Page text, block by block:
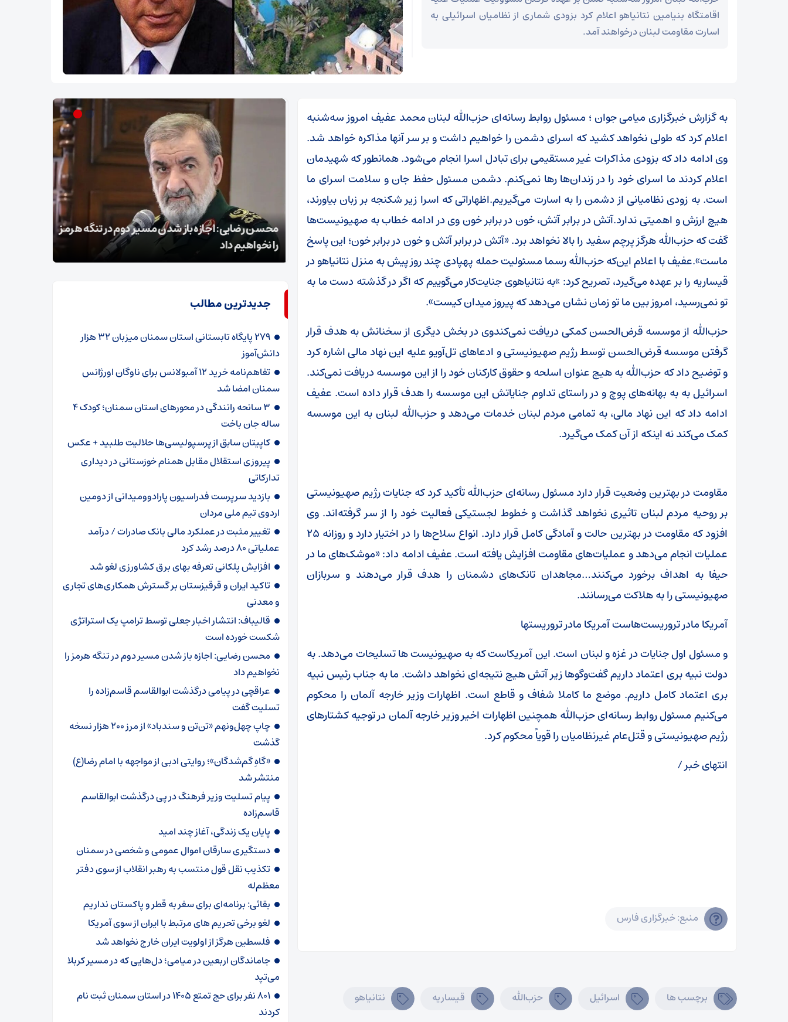
اقامتگاه بنیامین نتانیاهو اعلام کرد بزودی شماری از نظامیان اسرائیلی به
اسارت مقاومت لبنان در‌خواهند آمد.
به گزارش خبرگزاری میامی جوان ؛ مسئول روابط رسانه‌ای حزب‌الله لبنان محمد عفیف امروز سه‌شنبه
اعلام کرد که طولی نخواهد کشید که اسرای دشمن را خواهیم داشت و بر سر آنها مذاکره خواهد شد.
وی ادامه داد که بزودی مذاکرات غیر مستقیمی برای تبادل اسرا انجام می‌شود. همانطور که شهیدمان
اعلام کردند ما اسرای خود را در زندان‌ها رها نمی‌کنم. دشمن مسئول حفظ جان و سلامت اسرای ما
است. به زودی نظامیانی از دشمن را به اسارت می‌گیریم.اظهاراتی که اسرا زیر شکنجه بر زبان بیاورند،
هیچ ارزش و اهمیتی ندارد.آتش‌ در برابر آتش، خون در برابر خون وی در ادامه خطاب به صهیونیست‌ها
گفت که حزب‌الله هرگز پرچم سفید را بالا نخواهد برد. «آتش در برابر آتش و خون در برابر خون؛ این پاسخ
ماست».عفیف با اعلام این‌که حزب‌الله رسما مسئولیت حمله پهپادی چند روز پیش به منزل نتانیاهو در
قیساریه را بر عهده می‌گیرد، تصریح کرد: ️»به نتانیاهوی جنایت‌کار می‌گوییم که اگر در گذشته دست ما به
تو نمی‌رسید، امروز بین ما تو زمان نشان می‌دهد که پیروز میدان کیست».
حزب‌الله از موسسه قرض‌الحسن کمکی دریافت نمی‌کندوی در بخش دیگری از سخنانش به هدف قرار
گرفتن موسسه قرض‌الحسن توسط رژیم صهیونیستی و ادعاهای تل‌آویو علیه این نهاد مالی اشاره کرد
و توضیح داد که حزب‌الله به هیچ عنوان اسلحه و حقوق کارکنان خود را از این موسسه دریافت نمی‌کند.
اسرائیل به به بهانه‌های پوچ و در راستای تداوم جنایاتش این موسسه را هدف قرار داده است. عفیف
ادامه داد که این نهاد مالی، به تمامی مردم لبنان خدمات می‌دهد و حزب‌الله لبنان به این موسسه
کمک می‌کند نه اینکه از آن کمک می‌گیرد.
مقاومت در بهترین وضعیت قرار دارد مسئول رسانه‌ای حزب‌الله تأکید کرد که جنایات رژیم صهیونیستی
بر روحیه مردم لبنان تاثیری نخواهد گذاشت و خطوط لجستیکی فعالیت خود را از سر گرفته‌اند. وی
افزود که مقاومت در بهترین حالت و آمادگی کامل قرار دارد. انواع سلاح‌ها را در اختیار دارد و روزانه ۲۵
عملیات انجام‌ می‌دهد و عملیات‌های مقاومت افزایش یافته است. عفیف ادامه داد: «موشک‌های ما در
حیفا به اهداف برخورد می‌کنند…مجاهدان تانک‌های دشمنان را هدف قرار می‌دهند و سربازان
صهیونیستی را به هلاکت می‌رسانند.
آمریکا مادر تروریست‌هاست آمریکا مادر تروریستها
و مسئول اول جنایات در غزه و لبنان است. این آمریکاست که به صهیونیست ها تسلیحات می‌دهد. به
دولت نبیه بری اعتماد داریم گفت‌وگوها زیر آتش هیچ نتیجه‌ای نخواهد داشت. ما به جناب رئیس نبیه
بری اعتماد کامل داریم. موضع ما کاملا شفاف و قاطع است. اظهارات وزیر خارجه آلمان را محکوم
می‌کنیم مسئول روابط رسانه‌ای حزب‌الله همچنین اظهارات اخیر وزیر خارجه آلمان در توجیه کشتارهای
رژیم صهیونیستی و قتل‌عام غیرنظامیان را قویاً محکوم کرد.
انتهای خبر /
منبع: خبرگزاری فارس
برچسب ها اسرائیل حزب‌الله قیساریه نتانیاهو
عراقچی در پیامی درگذشت ابوالقاسم قاسم‌زاده را
تسلیت گفت
قالیباف: انتشار اخبار جعلی توسط ترامپ یک
استراتژی شکست خورده است
محسن رضایی: اجازه باز شدن مسیر دوم در تنگه هرمز
را نخواهیم داد
جدیدترین مطالب
۲۷۹ پایگاه تابستانی استان سمنان میزبان ۳۲ هزار
دانش‌آموز
تفاهم‌نامه خرید ۱۲ آمبولانس برای ناوگان اورژانس
سمنان امضا شد
۳ سانحه رانندگی در محورهای استان سمنان؛ کودک ۴
ساله جان باخت
کاپیتان سابق از پرسپولیسی‌ها حلالیت طلبید + عکس
پیروزی استقلال مقابل همنام خوزستانی در دیداری
تدارکاتی
بازدید سرپرست فدراسیون پارادوومیدانی از دومین
اردوی تیم ملی مردان
تغییر مثبت در عملکرد مالی بانک صادرات / درآمد
عملیاتی ۸۰ درصد رشد کرد
افزایش پلکانی تعرفه بهای برق کشاورزی لغو شد
تاکید ایران و قرقیزستان بر گسترش همکاری‌های تجاری
و معدنی
قالیباف: انتشار اخبار جعلی توسط ترامپ یک استراتژی
شکست خورده است
محسن رضایی: اجازه باز شدن مسیر دوم در تنگه هرمز را
نخواهیم داد
عراقچی در پیامی درگذشت ابوالقاسم قاسم‌زاده را
تسلیت گفت
چاپ چهل‌ونهم «تن‌تن و سندباد» از مرز ۲۰۰ هزار نسخه
گذشت
«گاهِ گم‌شدگان»؛ روایتی ادبی از مواجهه با امام رضا(ع)
منتشر شد
پیام تسلیت وزیر فرهنگ در پی درگذشت ابوالقاسم
قاسم‌زاده
پایان یک زندگی، آغاز چند امید
دستگیری سارقان اموال عمومی و شخصی در سمنان
تکذیب نقل قول منتسب به رهبر انقلاب از سوی دفتر
معظم‌له
بقائی: برنامه‌ای برای سفر به قطر و پاکستان نداریم
لغو برخی تحریم های مرتبط با ایران از سوی آمریکا
فلسطین هرگز از اولویت ایران خارج نخواهد شد
جاماندگان اربعین در میامی؛ دل‌هایی که در مسیر کربلا
می‌تپد
۸۰۱ نفر برای حج تمتع ۱۴۰۵ در استان سمنان ثبت نام
کردند